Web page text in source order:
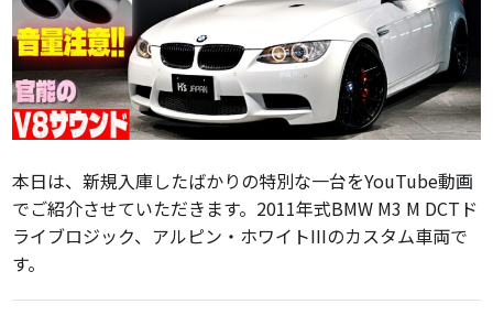
本日は、新規入庫したばかりの特別な一台をYouTube動画
でご紹介させていただきます。2011年式BMW M3 M DCTド
ライブロジック、アルピン・ホワイトIIIのカスタム車両で
す。